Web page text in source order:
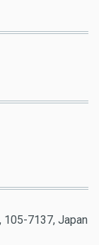
105-7137, Japan